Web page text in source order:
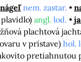
nem. zastar.
angl. lod.
plachtová
v prístave) hol.
pretiahnutou